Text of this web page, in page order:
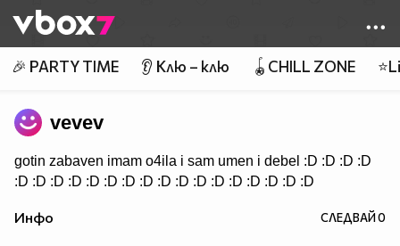
👾
🎉 PARTY TIME 👂 Клю – клю 🪀CHILL ZONE
vevev
gotin zabaven imam o4ila i sam umen i debel :D :D :D :D
:D :D :D :D :D :D :D :D :D :D :D :D :D :D :D :D :D
Инфо СЛЕДВАЙ0